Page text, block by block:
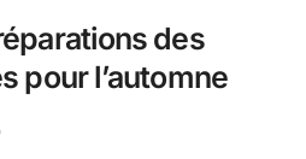
des
pour l’automne